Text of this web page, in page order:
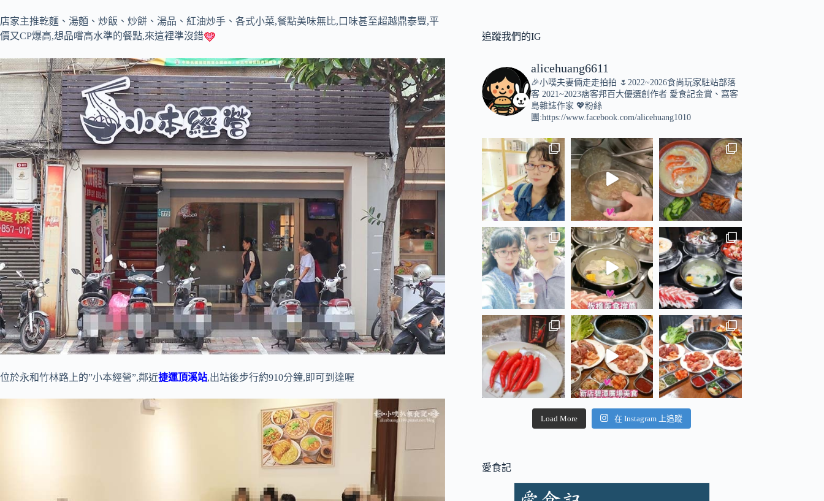
店家主推乾麵、湯麵、炒飯、炒餅、湯品、紅油炒手、各式小菜,餐點美味無比,口味甚至超越鼎泰豐,平
價又CP爆高,想品嚐高水準的餐點,來這裡準沒錯
位於永和竹林路上的”小本經營”,鄰近捷運頂溪站,出站後步行約910分鐘,即可到達喔
追蹤我們的IG
alicehuang6611
🎉小噗夫妻倆走走拍拍 🌷2022~2026食尚玩家駐站部落
客 2021~2023痞客邦百大優選創作者 愛食記金賞、窩客
島雜誌作家 💖粉絲
團:https://www.facebook.com/alicehuang1010
Load More 在 Instagram 上追蹤
愛食記